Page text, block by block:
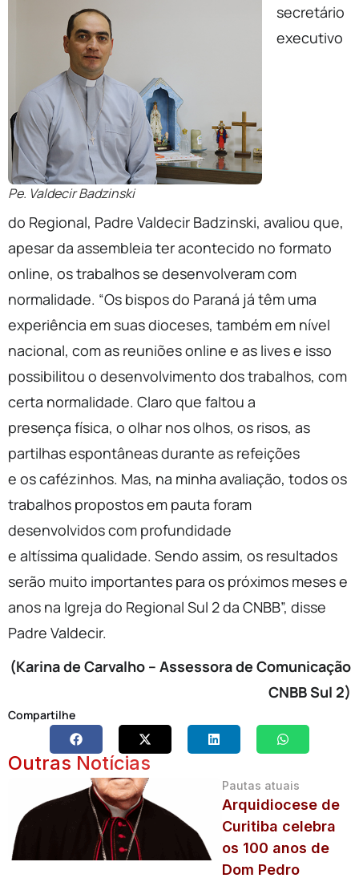
Pe. Valdecir Badzinski
secretário
executivo
do Regional, Padre Valdecir Badzinski, avaliou que,
apesar da assembleia ter acontecido no formato
online, os trabalhos se desenvolveram com
normalidade. “Os bispos do Paraná já têm uma
experiência em suas dioceses, também em nível
nacional, com as reuniões online e as lives e isso
possibilitou o desenvolvimento dos trabalhos, com
certa normalidade. Claro que faltou a
presença física, o olhar nos olhos, os risos, as
partilhas espontâneas durante as refeições
e os cafézinhos. Mas, na minha avaliação, todos os
trabalhos propostos em pauta foram
desenvolvidos com profundidade
e altíssima qualidade. Sendo assim, os resultados
serão muito importantes para os próximos meses e
anos na Igreja do Regional Sul 2 da CNBB”, disse
Padre Valdecir.
(Karina de Carvalho – Assessora de Comunicação
CNBB Sul 2)
Compartilhe
Outras Notícias
Pautas atuais
Arquidiocese de
Curitiba celebra
os 100 anos de
Dom Pedro